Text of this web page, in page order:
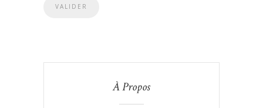
À Propos